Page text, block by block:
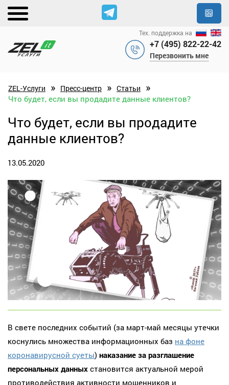
+7 (495) 822-22-42
Перезвонить мне
Тех. поддержка на
ZEL-Услуги » Пресс-центр » Статьи »
Что будет, если вы продадите данные клиентов?
Что будет, если вы продадите
данные клиентов?
13.05.2020
В свете последних событий (за март-май месяцы утечки
коснулись множества информационных баз на фоне
коронавирусной суеты) наказание за разглашение
персональных данных становится актуальной мерой
противодействия активности мошенников и